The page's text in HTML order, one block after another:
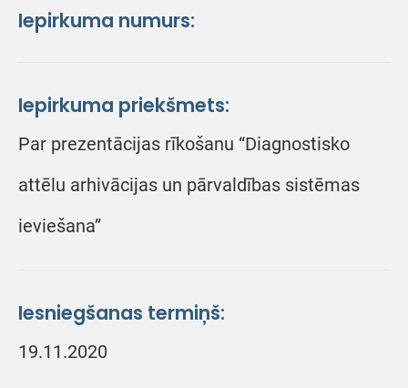
Iepirkuma numurs:
Iepirkuma priekšmets:
Par prezentācijas rīkošanu “Diagnostisko
attēlu arhivācijas un pārvaldības sistēmas
ieviešana”
Iesniegšanas termiņš:
19.11.2020